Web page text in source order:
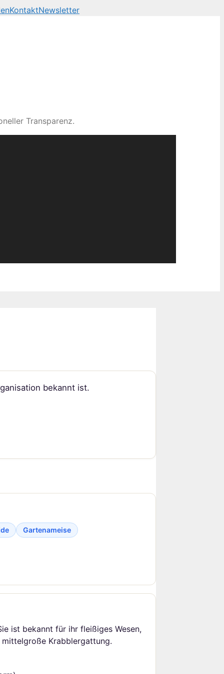
KontaktNewsletter
Transparenz.
bekannt ist.
Gartenameise
ist bekannt für ihr fleißiges Wesen,
Krabblergattung.